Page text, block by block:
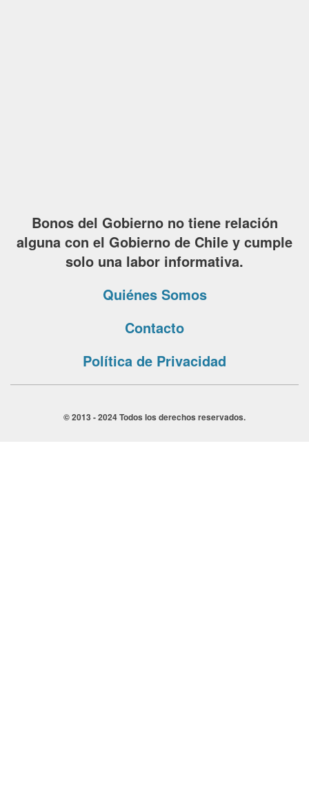
Bonos del Gobierno no tiene relación
alguna con el Gobierno de Chile y cumple
solo una labor informativa.
Quiénes Somos
Contacto
Política de Privacidad
© 2013 - 2024 Todos los derechos reservados.